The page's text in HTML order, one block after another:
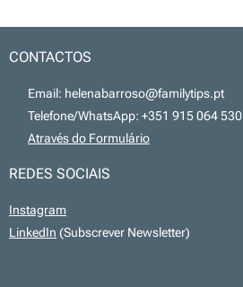
CONTACTOS
📧 Email: helenabarroso@familytips.pt
📞 Telefone/WhatsApp: +351 915 064 530
Através do Formulário
REDES SOCIAIS
Instagram
LinkedIn (Subscrever Newsletter)